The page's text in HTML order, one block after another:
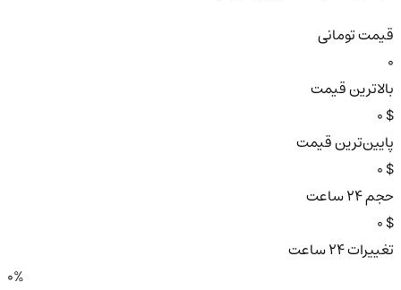
قیمت تومانی
بالاترین قیمت
$ 0
پایین‌ترین قیمت
$ 0
حجم ۲۴ ساعت
$ 0
تغییرات ۲۴ ساعت
0%